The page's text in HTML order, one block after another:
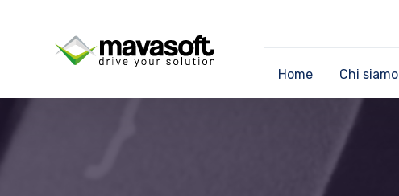
Home Chi siamo